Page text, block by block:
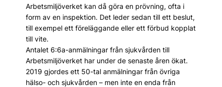
Arbetsmiljöverket kan då göra en prövning, ofta i
form av en inspektion. Det leder sedan till ett beslut,
till exempel ett föreläggande eller ett förbud kopplat
till vite.
Antalet 6:6a-anmälningar från sjukvården till
Arbetsmiljöverket har under de senaste åren ökat.
2019 gjordes ett 50-tal anmälningar från övriga
hälso- och sjukvården – men inte en enda från